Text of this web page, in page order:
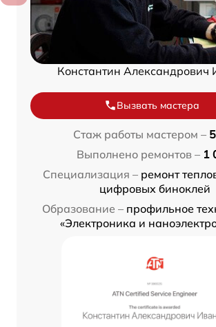
Константин Александрович
Вызвать мастера
Стаж работы мастером –
Выполнено ремонтов – 1
Специализация – ремонт
цифровых биноклей
Образование – профильное
«Электроника и